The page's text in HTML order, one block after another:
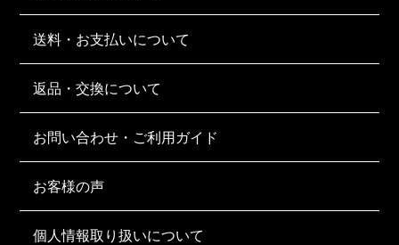
送料・お支払いについて
返品・交換について
お問い合わせ・ご利用ガイド
お客様の声
個人情報取り扱いについて